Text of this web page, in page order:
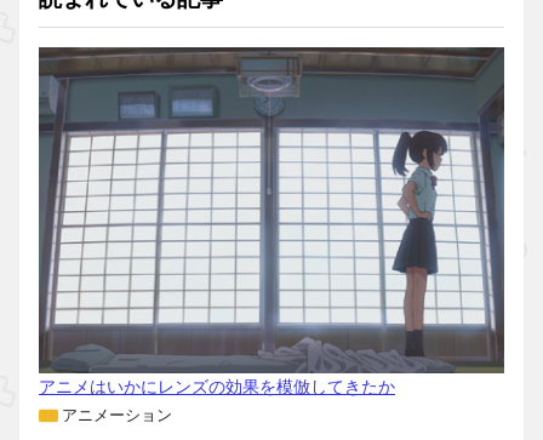
アニメはいかにレンズの効果を模倣してきたか
アニメーション